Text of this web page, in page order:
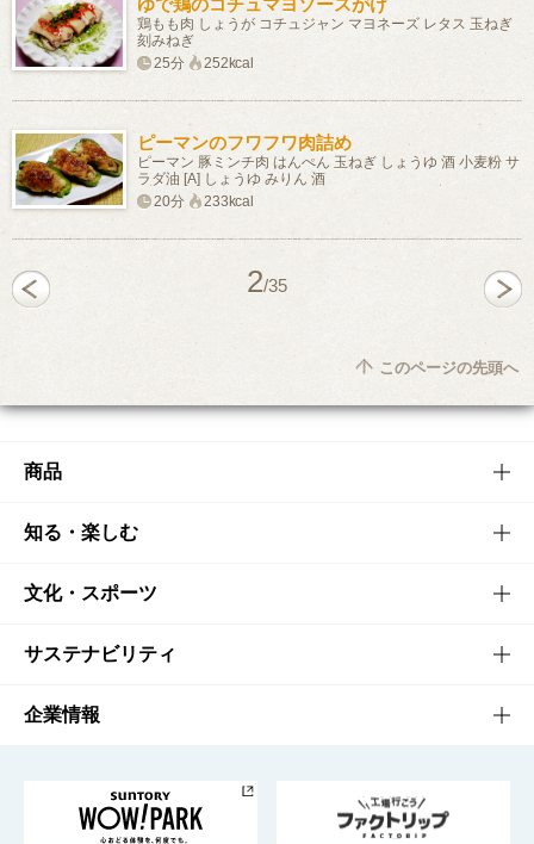
ゆで鶏のコチュマヨソースがけ
鶏もも肉 しょうが コチュジャン マヨネーズ レタス 玉ねぎ
刻みねぎ
25分
252kcal
ピーマンのフワフワ肉詰め
ピーマン 豚ミンチ肉 はんぺん 玉ねぎ しょうゆ 酒 小麦粉 サ
ラダ油 [A] しょうゆ みりん 酒
20分
233kcal
2/35
このページの先頭へ
商品
商品TOP
商品一覧
商品発売情報
栄養成分一覧
知る・楽しむ
知る・楽しむTOP
キャンペーン
工場見学
地域情報
文化・スポーツ
文化・スポーツTOP
サントリーホール
サントリーサンバーズ大阪
サステナビリティ
サステナビリティTOP
サントリーが考えるサステナビリティ経営
企業情報
企業概要